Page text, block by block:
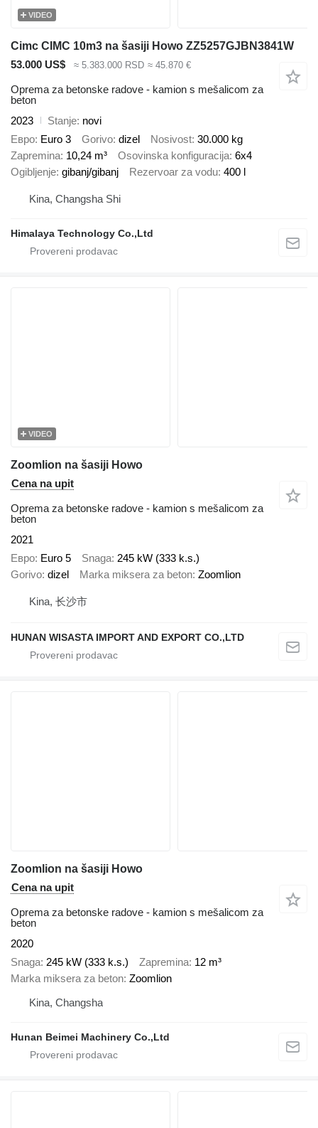
VIDEO
Cimc CIMC 10m3 na šasiji Howo ZZ5257GJBN3841W
53.000 US$
≈ 5.383.000 RSD ≈ 45.870 €
Oprema za betonske radove - kamion s mešalicom za
beton
2023
Stanje novi
Евро Euro 3 Gorivo dizel Nosivost 30.000 kg
Zapremina 10,24 m³ Osovinska konfiguracija 6x4
Ogibljenje gibanj/gibanj Rezervoar za vodu 400 l
Kina, Changsha Shi
Himalaya Technology Co.,Ltd
VIDEO
Zoomlion na šasiji Howo
Cena na upit
Oprema za betonske radove - kamion s mešalicom za
beton
2021
Евро Euro 5 Snaga 245 kW (333 k.s.)
Gorivo dizel Marka miksera za beton Zoomlion
Kina, 长沙市
HUNAN WISASTA IMPORT AND EXPORT CO.,LTD
Zoomlion na šasiji Howo
Cena na upit
Oprema za betonske radove - kamion s mešalicom za
beton
2020
Snaga 245 kW (333 k.s.) Zapremina 12 m³
Marka miksera za beton Zoomlion
Kina, Changsha
Hunan Beimei Machinery Co.,Ltd